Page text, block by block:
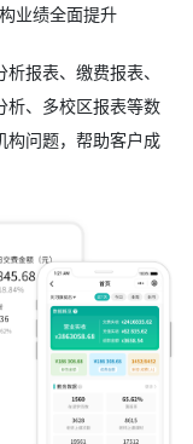
业绩全面提升
报表、缴费报表、
析、多校区报表等数
构问题，帮助客户成